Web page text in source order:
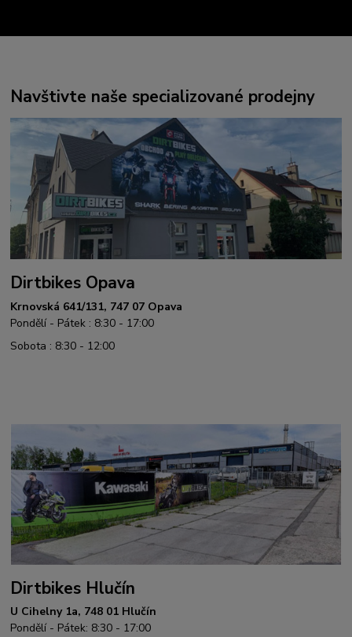
Navštivte naše specializované prodejny
Dirtbikes Opava
Krnovská 641/131, 747 07 Opava
Pondělí - Pátek : 8:30 - 17:00
Sobota : 8:30 - 12:00
Dirtbikes Hlučín
U Cihelny 1a, 748 01 Hlučín
Pondělí - Pátek: 8:30 - 17:00